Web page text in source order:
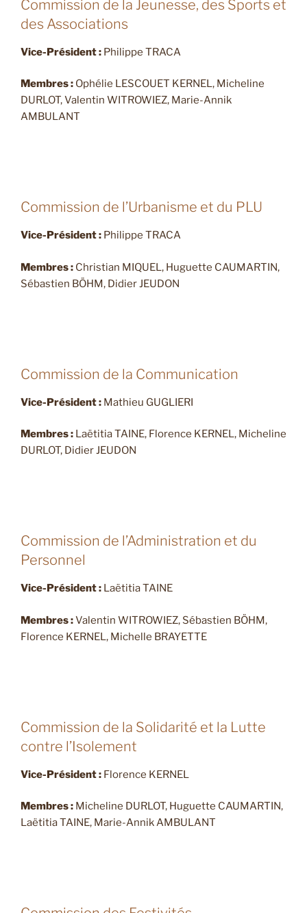
Commission de la Jeunesse, des Sports et
des Associations
Vice-Président : Philippe TRACA
Membres : Ophélie LESCOUET KERNEL, Micheline
DURLOT, Valentin WITROWIEZ, Marie-Annik
AMBULANT
Commission de l’Urbanisme et du PLU
Vice-Président : Philippe TRACA
Membres : Christian MIQUEL, Huguette CAUMARTIN,
Sébastien BÖHM, Didier JEUDON
Commission de la Communication
Vice-Président : Mathieu GUGLIERI
Membres : Laëtitia TAINE, Florence KERNEL, Micheline
DURLOT, Didier JEUDON
Commission de l’Administration et du
Personnel
Vice-Président : Laëtitia TAINE
Membres :Valentin WITROWIEZ, Sébastien BÖHM,
Florence KERNEL, Michelle BRAYETTE
Commission de la Solidarité et la Lutte
contre l’Isolement
Vice-Président : Florence KERNEL
Membres : Micheline DURLOT, Huguette CAUMARTIN,
Laëtitia TAINE, Marie-Annik AMBULANT